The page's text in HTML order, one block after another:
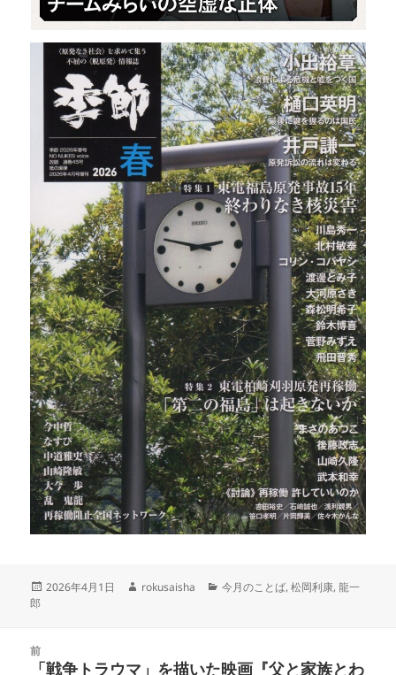
投
2026年4月1日
作
rokusaisha
カ
今月のことば,松岡利康,龍一
郎
前
前「戦争トラウマ」を描いた映画『父と家族とわ